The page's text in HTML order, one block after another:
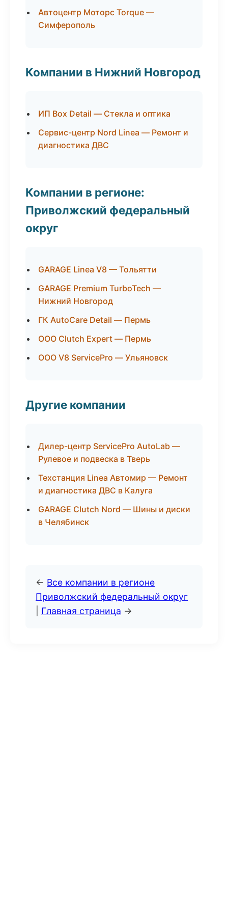
Автоцентр Моторс Torque —
Симферополь
Компании в Нижний Новгород
ИП Box Detail — Стекла и оптика
Сервис-центр Nord Linea — Ремонт и
диагностика ДВС
Компании в регионе:
Приволжский федеральный
округ
GARAGE Linea V8 — Тольятти
GARAGE Premium TurboTech —
Нижний Новгород
ГК AutoCare Detail — Пермь
ООО Clutch Expert — Пермь
ООО V8 ServicePro — Ульяновск
Другие компании
Дилер-центр ServicePro AutoLab —
Рулевое и подвеска в Тверь
Техстанция Linea Автомир — Ремонт
и диагностика ДВС в Калуга
GARAGE Clutch Nord — Шины и диски
в Челябинск
← Все компании в регионе
Приволжский федеральный округ
Главная страница →